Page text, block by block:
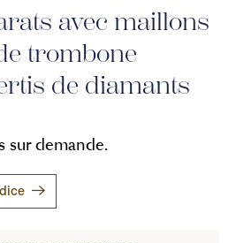
avec maillons
trombone
de diamants
sur demande.